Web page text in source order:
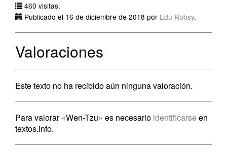
460 visitas.
Publicado el 16 de diciembre de 2018 por Edu Robsy.
Valoraciones
Este texto no ha recibido aún ninguna valoración.
Para valorar «Wen-Tzu» es necesario identificarse en
textos.info.